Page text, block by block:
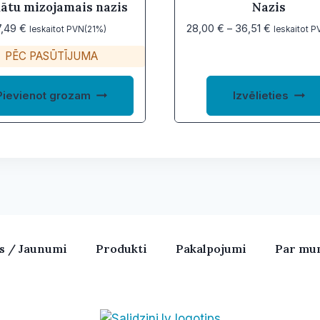
mizojamais nazis
€ Ieskaitot PVN(21%)
PĒC PASŪTĪJUMA
grozam
Nazis
28,00€ – 36,51€ Price
through
36,51 €
Ieskaitot
Izvēlieties
/ Jaunumi Produkti Pakalpojumi Par